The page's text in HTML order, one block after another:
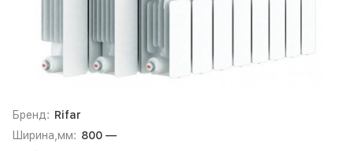
Бренд: Rifar
Ширина,мм: 800 —